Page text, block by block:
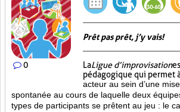
0
Prêt pas prêt, j’y vais!
LaLigue d’improvisation
pédagogique qui permet
acteur au sein d’une
spontanée au cours de laquelle deux
types de participants se prêtent au jeu : le